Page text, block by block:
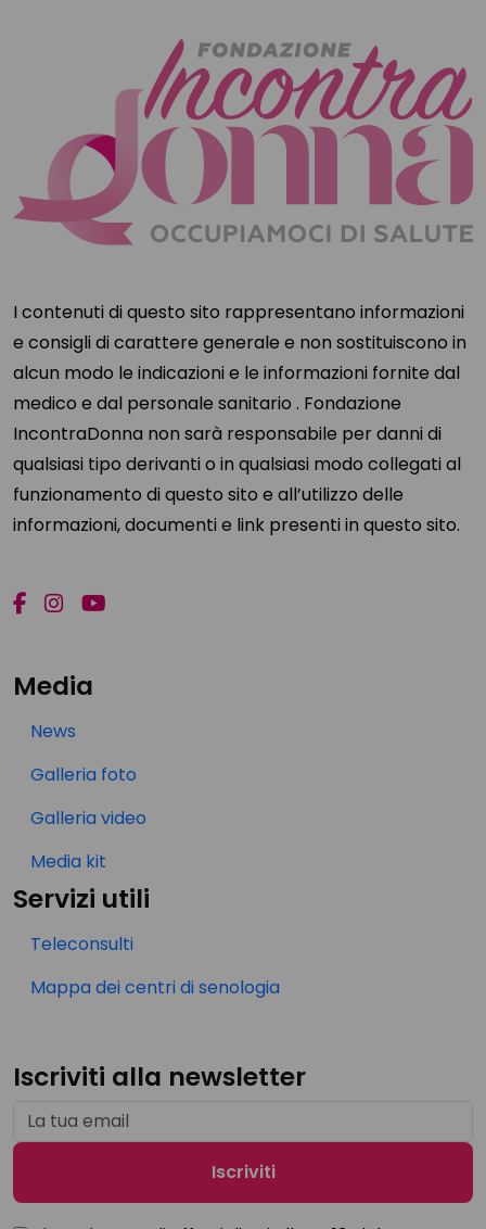
I contenuti di questo sito rappresentano informazioni
e consigli di carattere generale e non sostituiscono in
alcun modo le indicazioni e le informazioni fornite dal
medico e dal personale sanitario . Fondazione
IncontraDonna non sarà responsabile per danni di
qualsiasi tipo derivanti o in qualsiasi modo collegati al
funzionamento di questo sito e all’utilizzo delle
informazioni, documenti e link presenti in questo sito.
Media
News
Galleria foto
Galleria video
Media kit
Servizi utili
Teleconsulti
Mappa dei centri di senologia
Iscriviti alla newsletter